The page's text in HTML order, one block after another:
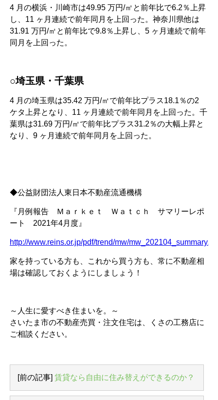
4 月の横浜・川崎市は49.95 万円/㎡と前年比で6.2％上昇
し、11 ヶ月連続で前年同月を上回った。神奈川県他は
31.91 万円/㎡と前年比で9.8％上昇し、5 ヶ月連続で前年
同月を上回った。
○埼玉県・千葉県
4 月の埼玉県は35.42 万円/㎡で前年比プラス18.1％の2
ケタ上昇となり、11 ヶ月連続で前年同月を上回った。千
葉県は31.69 万円/㎡で前年比プラス31.2％の大幅上昇と
なり、9 ヶ月連続で前年同月を上回った。
◆公益財団法人東日本不動産流通機構
『月例報告 Ｍａｒｋｅｔ Ｗａｔｃｈ サマリーレポ
ート 2021年4月度』
http://www.reins.or.jp/pdf/trend/mw/
家を持っている方も、これから買う方も、常に不動産相
場は確認しておくようにしましょう！
～人生に愛すべき住まいを。～
さいたま市の不動産売買・注文住宅は、くさの工務店に
ご相談ください。
[前の記事] 賃貸なら自由に住み替えができるのか？